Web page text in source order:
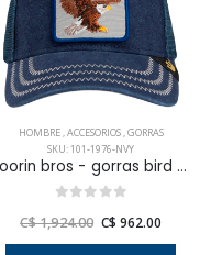
HOMBRE,ACCESORIOS,GORRAS
SKU: 101-1976-NVY
goorin bros - gorras bird of prey para hombre
C$ 1,924.00 C$ 962.00